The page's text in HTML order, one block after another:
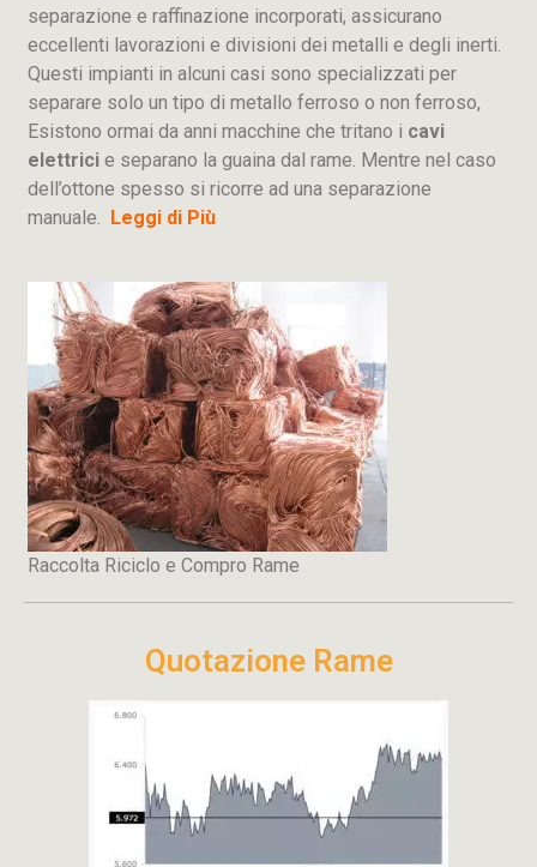
separazione e raffinazione incorporati, assicurano
eccellenti lavorazioni e divisioni dei metalli e degli inerti.
Questi impianti in alcuni casi sono specializzati per
separare solo un tipo di metallo ferroso o non ferroso,
Esistono ormai da anni macchine che tritano i cavi
elettrici e separano la guaina dal rame. Mentre nel caso
dell’ottone spesso si ricorre ad una separazione
manuale. Leggi di Più
Raccolta Riciclo e Compro Rame
Quotazione Rame